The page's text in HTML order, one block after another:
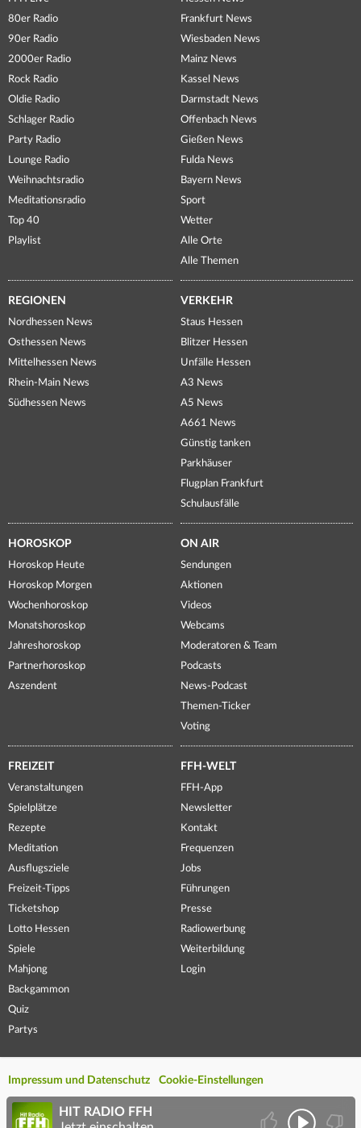
80er Radio
90er Radio
2000er Radio
Rock Radio
Oldie Radio
Schlager Radio
Party Radio
Lounge Radio
Weihnachtsradio
Meditationsradio
Top 40
Playlist
Frankfurt News
Wiesbaden News
Mainz News
Kassel News
Darmstadt News
Offenbach News
Gießen News
Fulda News
Bayern News
Sport
Wetter
Alle Orte
Alle Themen
REGIONEN
Nordhessen News
Osthessen News
Mittelhessen News
Rhein-Main News
Südhessen News
VERKEHR
Staus Hessen
Blitzer Hessen
Unfälle Hessen
A3 News
A5 News
A661 News
Günstig tanken
Parkhäuser
Flugplan Frankfurt
Schulausfälle
HOROSKOP
Horoskop Heute
Horoskop Morgen
Wochenhoroskop
Monatshoroskop
Jahreshoroskop
Partnerhoroskop
Aszendent
ON AIR
Sendungen
Aktionen
Videos
Webcams
Moderatoren & Team
Podcasts
News-Podcast
Themen-Ticker
Voting
FREIZEIT
Veranstaltungen
Spielplätze
Rezepte
Meditation
Ausflugsziele
Freizeit-Tipps
Ticketshop
Lotto Hessen
Spiele
Mahjong
Backgammon
Quiz
Partys
FFH-WELT
FFH-App
Newsletter
Kontakt
Frequenzen
Jobs
Führungen
Presse
Radiowerbung
Weiterbildung
Login
Impressum und Datenschutz Cookie-Einstellungen
HIT RADIO FFH